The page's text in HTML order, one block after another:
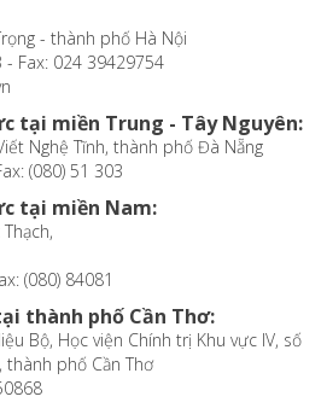
- thành phố Hà Nội
Fax: 024 39429754
tại miền Trung - Tây Nguyên:
Nghệ Tĩnh, thành phố Đà Nẵng
(080) 51 303
tại miền Nam:
(080) 84081
thành phố Cần Thơ:
Bộ, Học viện Chính trị Khu vực IV, số
thành phố Cần Thơ